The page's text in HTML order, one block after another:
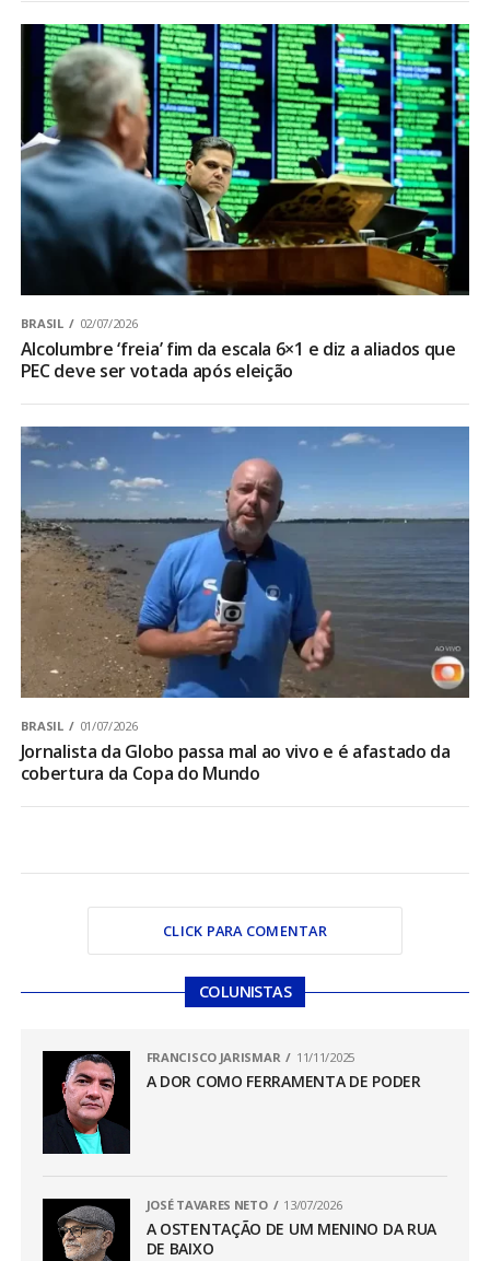
BRASIL 02/07/2026
Alcolumbre ‘freia’ fim da escala 6×1 e diz a aliados que
PEC deve ser votada após eleição
BRASIL 01/07/2026
Jornalista da Globo passa mal ao vivo e é afastado da
cobertura da Copa do Mundo
CLICK PARA COMENTAR
COLUNISTAS
FRANCISCO JARISMAR 11/11/2025
A DOR COMO FERRAMENTA DE PODER
JOSÉ TAVARES NETO 13/07/2026
A OSTENTAÇÃO DE UM MENINO DA RUA
DE BAIXO